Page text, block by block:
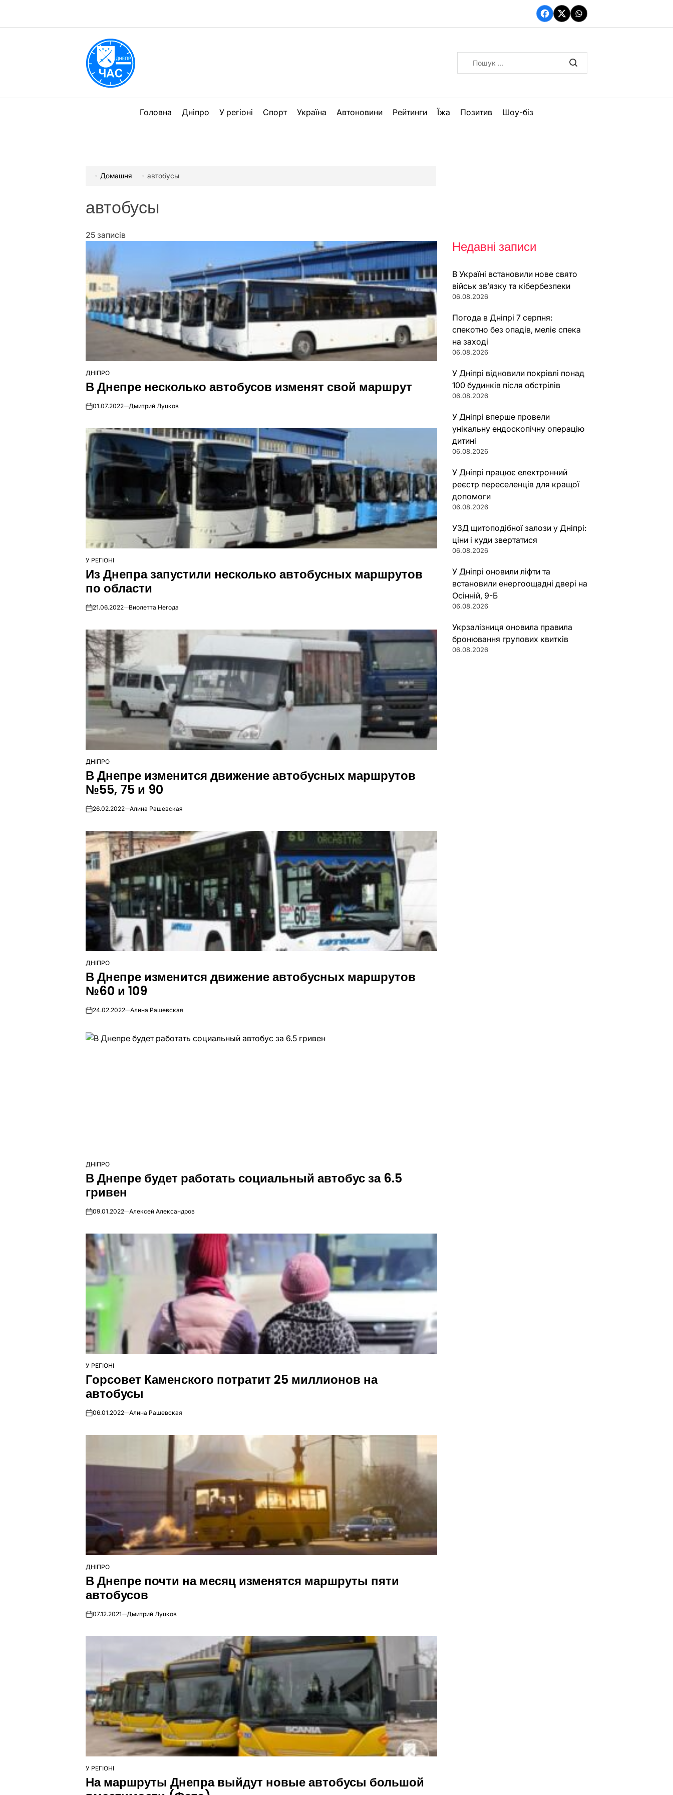
вмісту
Facebook
TwitterWhatsApp
Головна Дніпро У регіоні Спорт Україна Автоновини Рейтинги Їжа Позитив Шоу-біз
Домашня автобусы
автобусы
25 записів
ОПУБЛІКУВАТИ
У
ДНІПРО
В Днепре несколько автобусов изменят свой маршрут
on01.07.2022 Дмитрий Луцков
ОПУБЛІКУВАТИ
У
У РЕГІОНІ
Из Днепра запустили несколько автобусных маршрутов
по области
on21.06.2022 Виолетта Негода
ОПУБЛІКУВАТИ
У
ДНІПРО
В Днепре изменится движение автобусных маршрутов
№55, 75 и 90
on26.02.2022 Алина Рашевская
ОПУБЛІКУВАТИ
У
ДНІПРО
В Днепре изменится движение автобусных маршрутов
№60 и 109
on24.02.2022 Алина Рашевская
ОПУБЛІКУВАТИ
У
ДНІПРО
В Днепре будет работать социальный автобус за 6.5
гривен
on09.01.2022 Алексей Александров
ОПУБЛІКУВАТИ
У
У РЕГІОНІ
Горсовет Каменского потратит 25 миллионов на
автобусы
on06.01.2022 Алина Рашевская
ОПУБЛІКУВАТИ
У
ДНІПРО
В Днепре почти на месяц изменятся маршруты пяти
автобусов
on07.12.2021 Дмитрий Луцков
ОПУБЛІКУВАТИ
У
У РЕГІОНІ
На маршруты Днепра выйдут новые автобусы большой
Недавні записи
В Україні встановили нове свято
військ зв’язку та кібербезпеки
06.08.2026
Погода в Дніпрі 7 серпня:
спекотно без опадів, меліє спека
на заході
06.08.2026
У Дніпрі відновили покрівлі понад
100 будинків після обстрілів
06.08.2026
У Дніпрі вперше провели
унікальну ендоскопічну операцію
дитині
06.08.2026
У Дніпрі працює електронний
реєстр переселенців для кращої
допомоги
06.08.2026
УЗД щитоподібної залози у Дніпрі:
ціни і куди звертатися
06.08.2026
У Дніпрі оновили ліфти та
встановили енергоощадні двері на
Осінній, 9-Б
06.08.2026
Укрзалізниця оновила правила
бронювання групових квитків
06.08.2026